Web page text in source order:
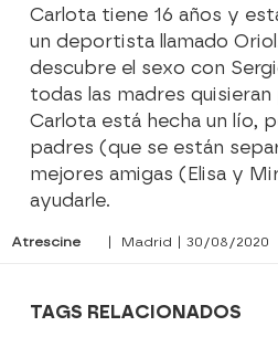
Carlota tiene 16 años y
un deportista llamado
descubre el sexo con
todas las madres quisieran
Carlota está hecha un lío,
padres (que se están
mejores amigas (Elisa y
ayudarle.
Atrescine | Madrid | 30/08/2020
TAGS RELACIONADOS